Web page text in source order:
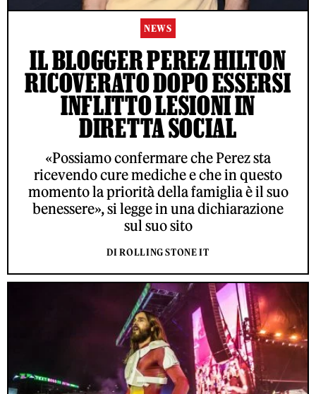
NEWS
IL BLOGGER PEREZ HILTON
RICOVERATO DOPO ESSERSI
INFLITTO LESIONI IN
DIRETTA SOCIAL
«Possiamo confermare che Perez sta
ricevendo cure mediche e che in questo
momento la priorità della famiglia è il suo
benessere», si legge in una dichiarazione
sul suo sito
DI ROLLING STONE IT